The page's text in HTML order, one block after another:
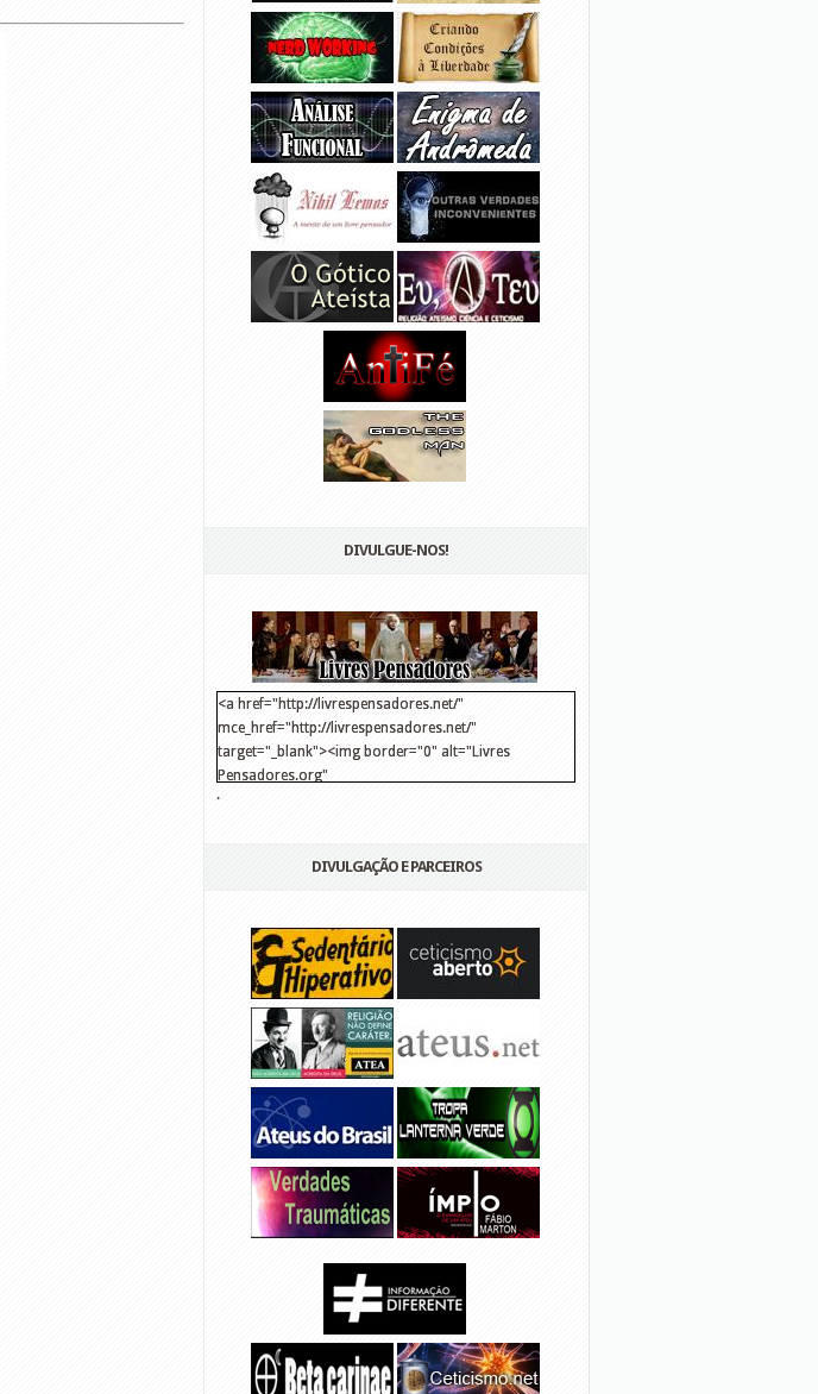
DIVULGUE-NOS!
<a href="http://livrespensadores.net/"
mce_href="http://livrespensadores.net/"
target="_blank"><img border="0" alt="Livres
Pensadores.org"
src="http://lh6.ggpht.com/_25pDjsdjolQ/TNSgK1CylTI/AAAAAAAAAFk/u8d6kvYMhVc/
.
DIVULGAÇÃO E PARCEIROS